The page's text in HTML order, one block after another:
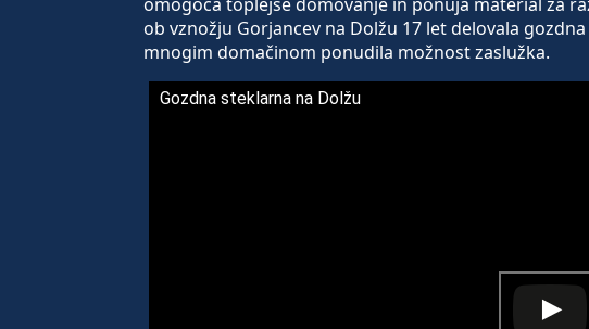
ob vznožju Gorjancev na Dolžu 17 let delovala
mnogim domačinom ponudila možnost zaslužka.
Gozdna steklarna na Dolžu